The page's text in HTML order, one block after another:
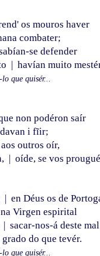
os mouros haver
combater;
se defender
| havían muito
lo que quisér...
non podéron saír
i fĩir;
outros oír,
| oíde, se vos
| en Déus os de
na Virgen espirital
| sacar-nos-á deste
grado do que tevér.
lo que quisér...